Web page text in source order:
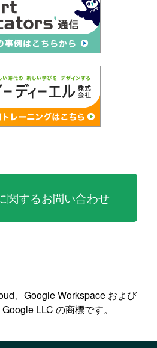
関するお問い合わせ
、Google Workspace および
LLC の商標です。